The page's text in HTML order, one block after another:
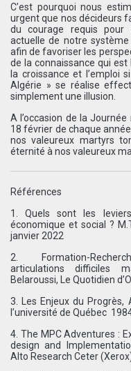
C’est pourquoi nous
urgent que nos décideurs
du courage requis pour
actuelle de notre système
afin de favoriser les
de la connaissance qui
la croissance et l’emploi
Algérie » se réalise
simplement une illusion.
A l’occasion de la
18 février de chaque
nos valeureux martyrs
éternité à nos valeureux
Références
1. Quels sont les
économique et social ?
janvier 2022
2. Formation-
articulations difficiles
Belaroussi, Le Quotidien
3. Les Enjeux du Progrès,
l’université de Québec 
4. The MPC Adventures :
design and
Alto Research Ceter